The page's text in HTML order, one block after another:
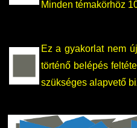
Kiemelt
K+F+I
Kapcsolat
Minden témakörhöz
Ez a gyakorlat nem
történő belépés
szükséges alapvető